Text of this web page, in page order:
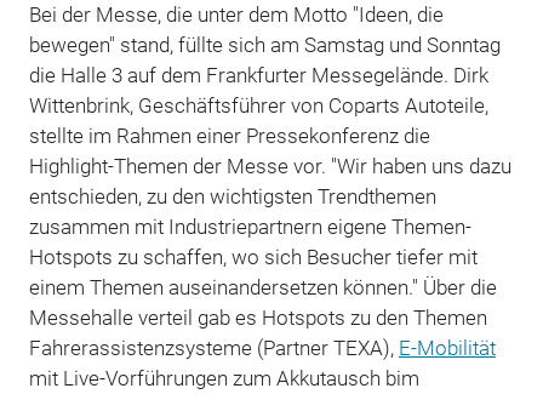
Bei der Messe, die unter dem Motto "Ideen, die
bewegen" stand, füllte sich am Samstag und Sonntag
die Halle 3 auf dem Frankfurter Messegelände. Dirk
Wittenbrink, Geschäftsführer von Coparts Autoteile,
stellte im Rahmen einer Pressekonferenz die
Highlight-Themen der Messe vor. "Wir haben uns dazu
entschieden, zu den wichtigsten Trendthemen
zusammen mit Industriepartnern eigene Themen-
Hotspots zu schaffen, wo sich Besucher tiefer mit
einem Themen auseinandersetzen können." Über die
Messehalle verteil gab es Hotspots zu den Themen
Fahrerassistenzsysteme (Partner TEXA), E-Mobilität
mit Live-Vorführungen zum Akkutausch bim